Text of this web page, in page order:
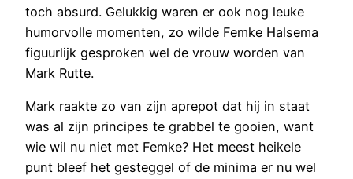
toch absurd. Gelukkig waren er ook nog leuke
humorvolle momenten, zo wilde Femke Halsema
figuurlijk gesproken wel de vrouw worden van
Mark Rutte.
Mark raakte zo van zijn aprepot dat hij in staat
was al zijn principes te grabbel te gooien, want
wie wil nu niet met Femke? Het meest heikele
punt bleef het gesteggel of de minima er nu wel